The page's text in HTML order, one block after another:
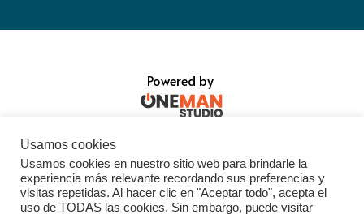
Powered by
Usamos cookies
Usamos cookies en nuestro sitio web para brindarle la
experiencia más relevante recordando sus preferencias y
visitas repetidas. Al hacer clic en "Aceptar todo", acepta el
uso de TODAS las cookies. Sin embargo, puede visitar